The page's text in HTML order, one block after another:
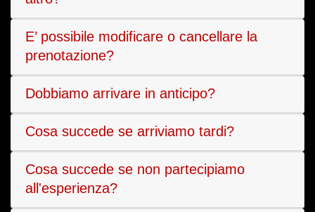
E’ possibile modificare o cancellare la
prenotazione?
Dobbiamo arrivare in anticipo?
Cosa succede se arriviamo tardi?
Cosa succede se non partecipiamo
all'esperienza?